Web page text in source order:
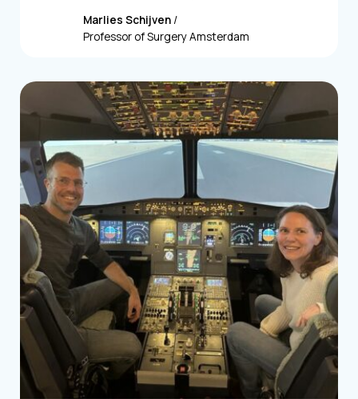
Marlies Schijven /
Professor of Surgery Amsterdam